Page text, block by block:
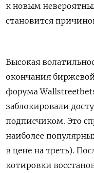
к новым
становится
Высокая
окончания
форума
заблокировали
подписчиком. Это
наиболее
в цене на треть).
котировки